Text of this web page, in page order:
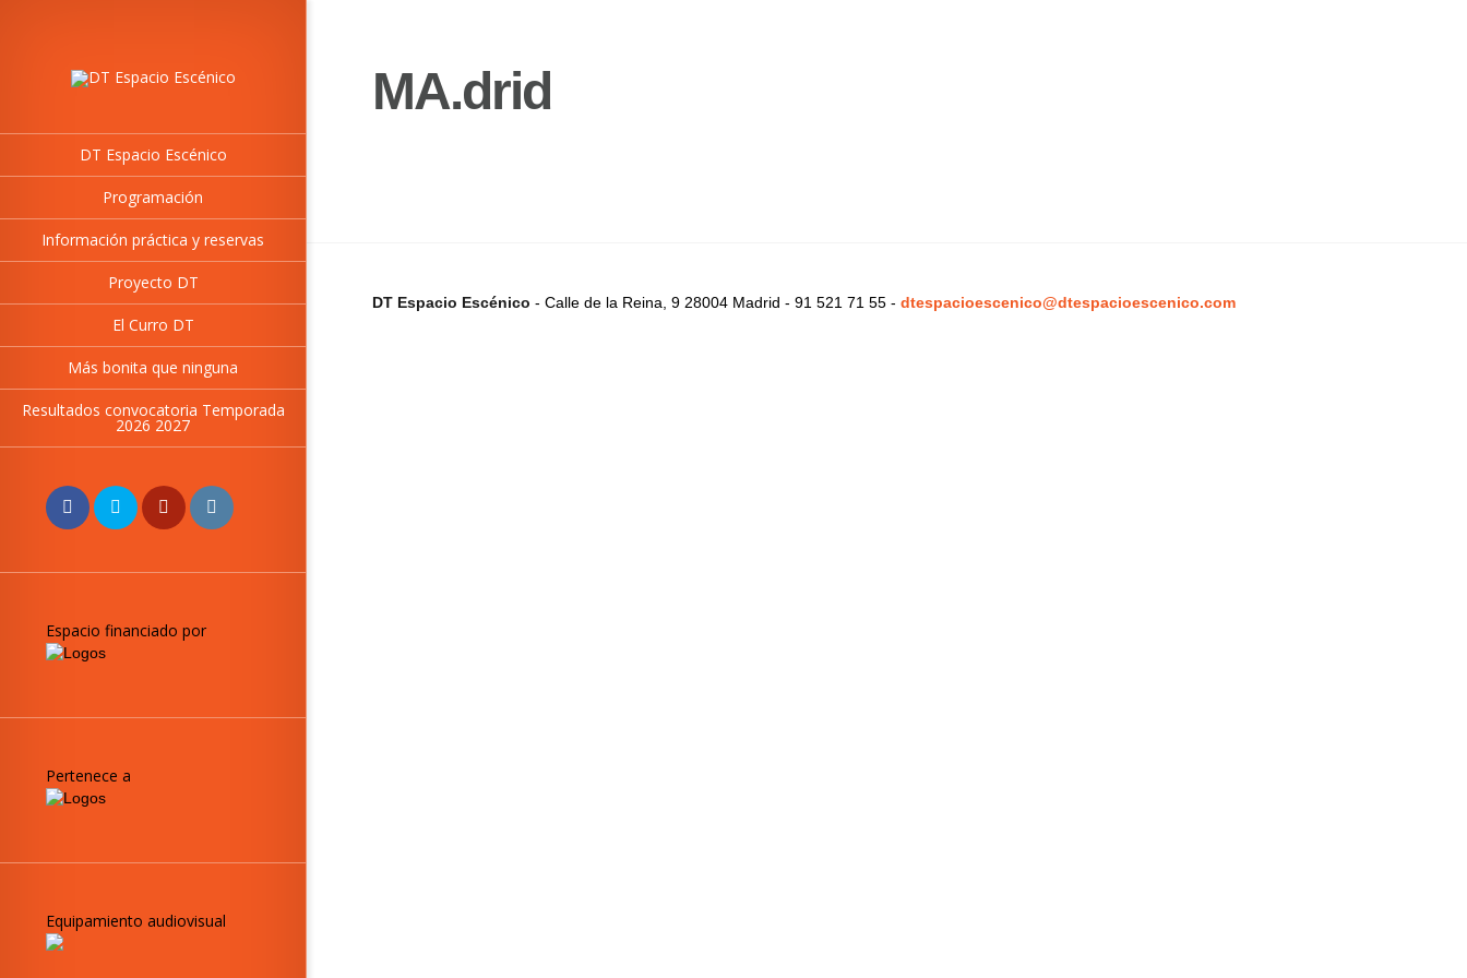
DT Espacio Escénico
Programación
Información práctica y reservas
Proyecto DT
El Curro DT
Más bonita que ninguna
Resultados convocatoria Temporada
2026 2027
Espacio financiado por
Pertenece a
Equipamiento audiovisual
MA.drid
DT Espacio Escénico - Calle de la Reina, 9 28004 Madrid - 91 521 71 55 - dtespacioescenico@dtespacioescenico.com